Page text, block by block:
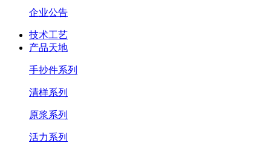
企业公告
技术工艺
产品天地
手抄件系列
清样系列
原浆系列
活力系列